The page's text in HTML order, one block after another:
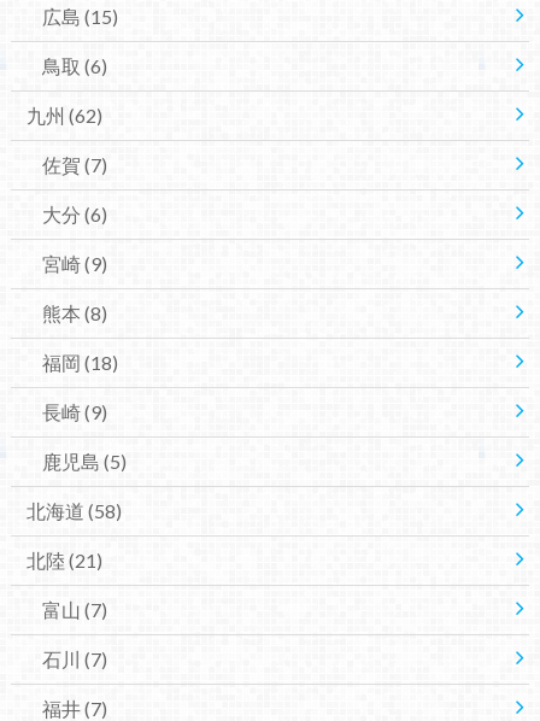
広島 (15)
鳥取 (6)
九州 (62)
佐賀 (7)
大分 (6)
宮崎(9)
熊本 (8)
福岡 (18)
長崎(9)
鹿児島 (5)
北海道 (58)
北陸 (21)
富山 (7)
石川 (7)
福井(7)